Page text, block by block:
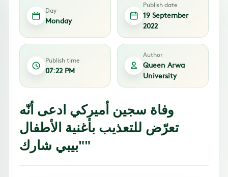
Day
Monday
Publish date
19 September
2022
Publish time
07:22 PM
Author
Queen Arwa
University
وفاة سجين أميركي ادعى أنّه
تعرّض للتعذيب بأغنية الأطفال
"بيبي شارك"